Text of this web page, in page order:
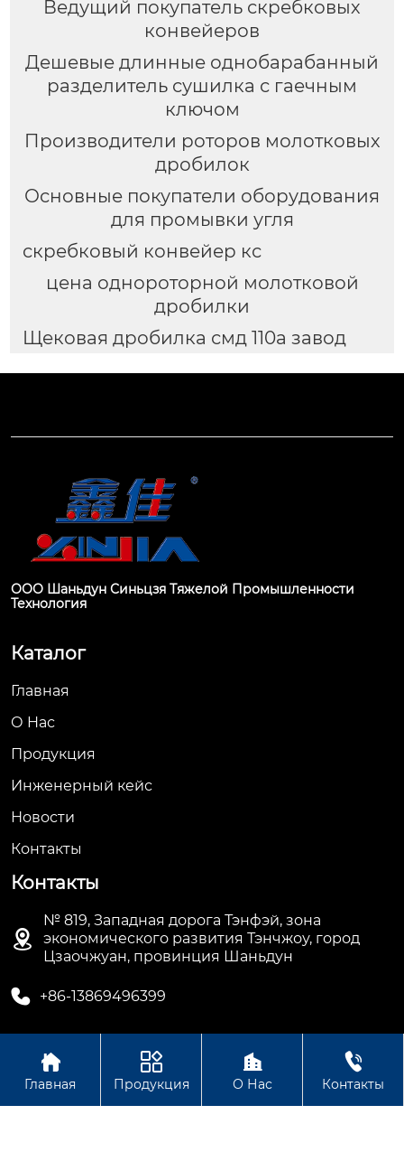
Ведущий покупатель скребковых
конвейеров
Дешевые длинные однобарабанный
разделитель сушилка с гаечным
ключом
Производители роторов молотковых
дробилок
Основные покупатели оборудования
для промывки угля
скребковый конвейер кс
цена однороторной молотковой
дробилки
Щековая дробилка смд 110а завод
ООО Шаньдун Синьцзя Тяжелой Промышленности
Технология
Каталог
Главная
О Hас
Продукция
Инженерный кейс
Новости
Контакты
Контакты

№ 819, Западная дорога Тэнфэй, зона
экономического развития Тэнчжоу, город
Цзаочжуан, провинция Шаньдун
 +86-13869496399
Авторское право © ООО Шаньдун Синьцзя Тяжелой
Промышленности Технология

Главная

Продукция

О Нас

Контакты